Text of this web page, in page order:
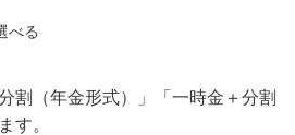
べる
割（年金形式）」「一時金＋分割
す。